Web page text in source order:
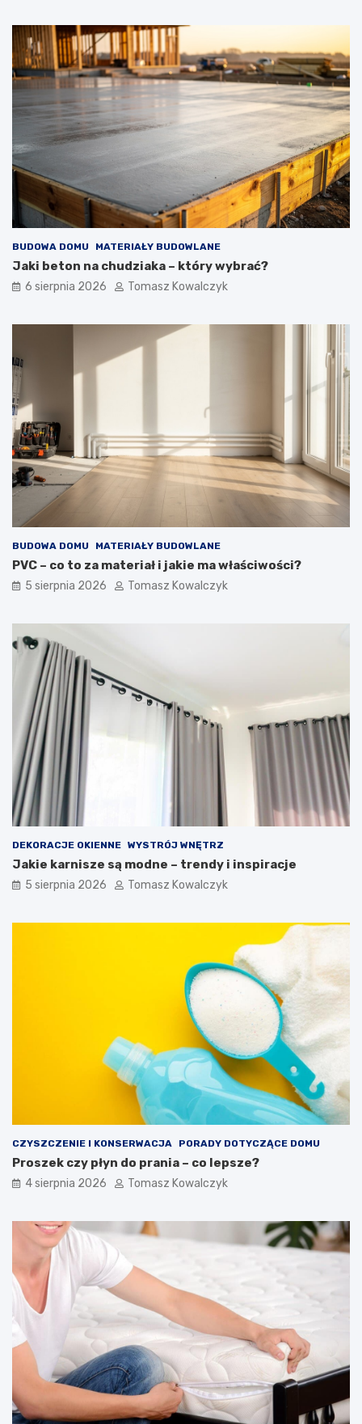
BUDOWA DOMU MATERIAŁY BUDOWLANE
Jaki beton na chudziaka – który wybrać?
6 sierpnia 2026 Tomasz Kowalczyk
BUDOWA DOMU MATERIAŁY BUDOWLANE
PVC – co to za materiał i jakie ma właściwości?
5 sierpnia 2026 Tomasz Kowalczyk
DEKORACJE OKIENNE WYSTRÓJ WNĘTRZ
Jakie karnisze są modne – trendy i inspiracje
5 sierpnia 2026 Tomasz Kowalczyk
CZYSZCZENIE I KONSERWACJA PORADY DOTYCZĄCE DOMU
Proszek czy płyn do prania – co lepsze?
4 sierpnia 2026 Tomasz Kowalczyk